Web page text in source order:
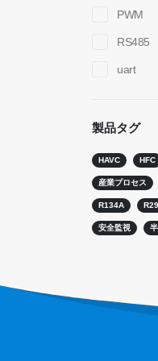
PWM
RS485
uart
製品タグ
HAVC HFC
産業プロセス
R134A
安全監視
住所：
電話：0086-
メール：
whatsapp ：